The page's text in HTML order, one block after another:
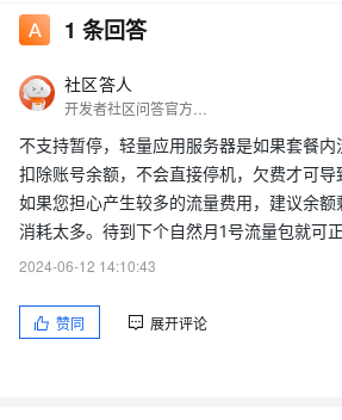
1 条回答
社区答人
不支持暂停，轻量应用服务器是如果套餐
扣除账号余额，不会直接停机，欠费才可导
如果您担心产生较多的流量费用，建议余
消耗太多。待到下个自然月1号流量包就可正
2024-06-12 14:10:43
赞同 展开评论